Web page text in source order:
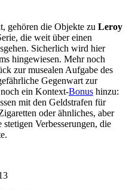
gehören die Objekte zu Leroy
die weit über einen
Sicherlich wird hier
hingewiesen. Mehr noch
zur musealen Aufgabe des
Gegenwart zur
ein Kontext-Bonus hinzu:
mit den Geldstrafen für
oder ähnliches, aber
Verbesserungen, die